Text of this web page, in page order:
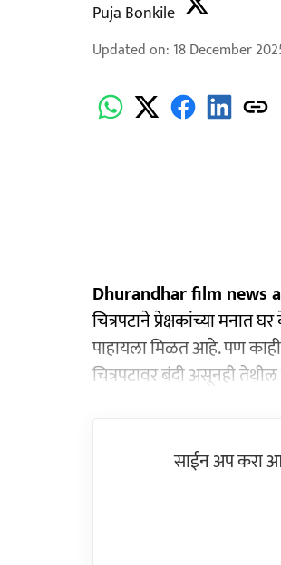
Puja Bonkile
Updated on: 18 December
Dhurandhar film news
चित्रपटाने प्रेक्षकांच्या
पाहायला मिळत आहे. पण
चित्रपटावर बंदी असूनही
साईन अप करा